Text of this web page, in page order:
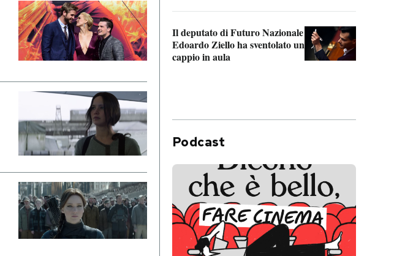
Il deputato di Futuro Nazionale
Edoardo Ziello ha sventolato un
cappio in aula
Podcast